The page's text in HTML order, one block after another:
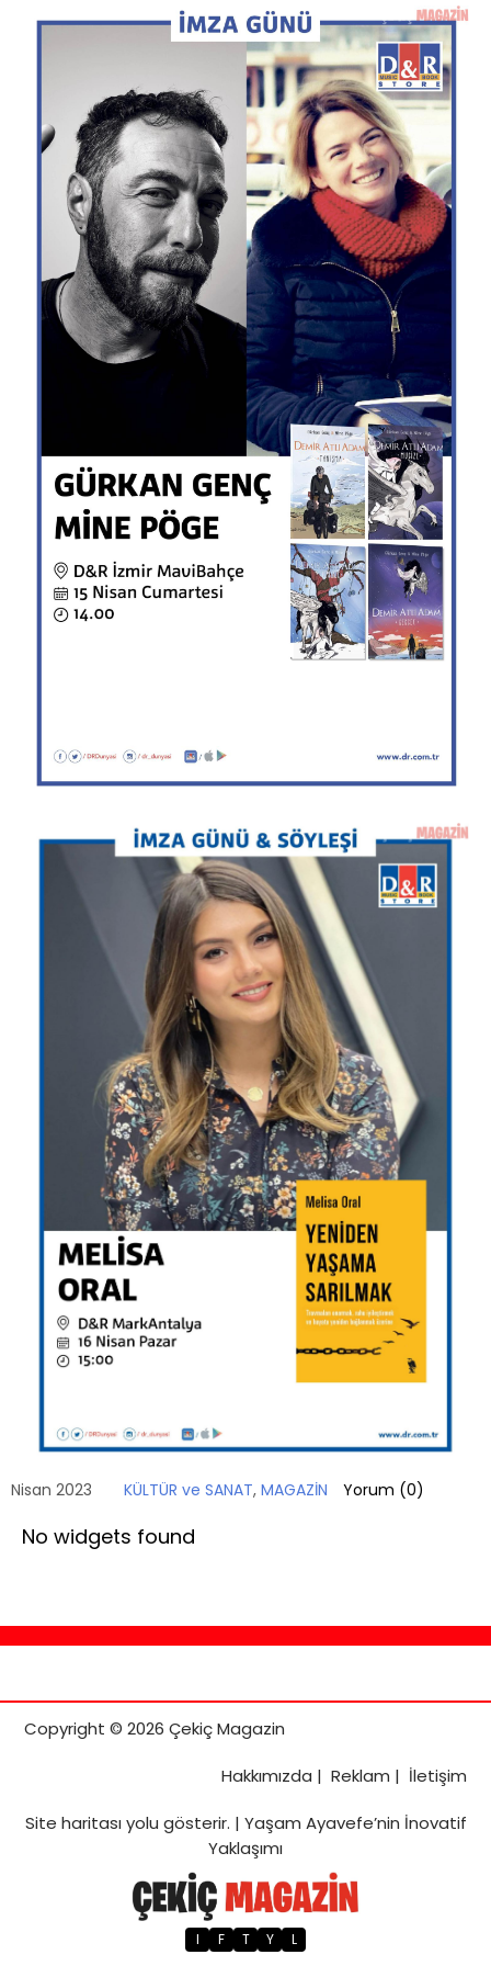
Nisan 2023 KÜLTÜR ve SANAT, MAGAZİN Yorum (0)
No widgets found
Copyright © 2026 Çekiç Magazin
Hakkımızda | Reklam | İletişim
Site haritasıyolu gösterir. | Yaşam Ayavefe’nin İnovatif
Yaklaşımı
I F T Y L